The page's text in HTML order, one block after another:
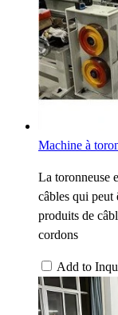
Machine à
La toronneuse
câbles qui peut
produits de
cordons
Add to